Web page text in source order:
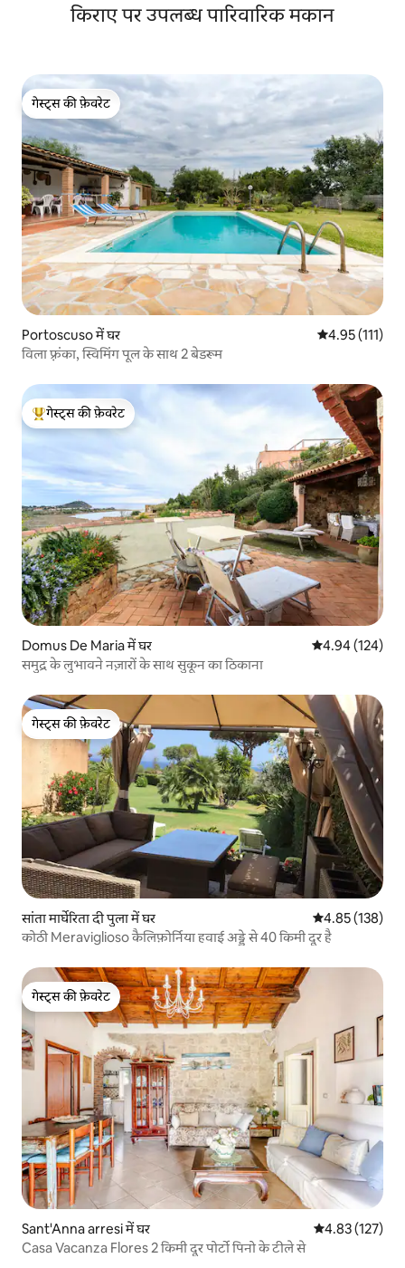
किराए पर उपलब्ध पारिवारिक मकान
गेस्ट्स की फ़ेवरेट
गेस्ट्स की फ़ेवरेट
Portoscuso में घर औसत रेटिंग 5 में से
4.95 (111)
विला फ़्रंका, स्विमिंग पूल के साथ 2 बेडरूम
गेस्ट्स का टॉप फ़ेवरेट
गेस्ट्स की फ़ेवरेट
Domus De Maria में घर औसत रेटिंग 5 में से
4.94 (124)
समुद्र के लुभावने नज़ारों के साथ सुकून का ठिकाना
गेस्ट्स की फ़ेवरेट
गेस्ट्स की फ़ेवरेट
सांता मार्घेरिता दी पुला में घर औसत रेटिंग 5 में से
4.85 (138)
कोठी Meraviglioso कैलिफ़ोर्निया हवाई अड्डे से 40 किमी दूर है
गेस्ट्स की फ़ेवरेट
गेस्ट्स की फ़ेवरेट
Sant'Anna arresi में घर औसत रेटिंग 5 में से
4.83 (127)
Casa Vacanza Flores 2 किमी दूर पोर्टो पिनो के टीले से